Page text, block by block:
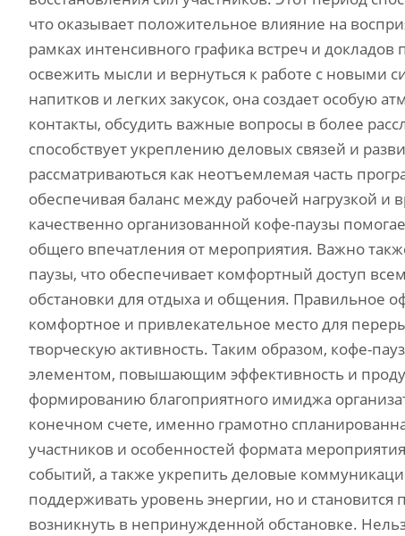
что оказывает положительное влияние на
рамках интенсивного графика встреч и
освежить мысли и вернуться к работе с новыми
напитков и легких закусок, она создает особую
контакты, обсудить важные вопросы в более
способствует укреплению деловых связей и
рассматриваються как неотъемлемая часть
обеспечивая баланс между рабочей нагрузкой
качественно организованной кофе-паузы
общего впечатления от мероприятия. Важно
паузы, что обеспечивает комфортный доступ
обстановки для отдыха и общения. Правильное
комфортное и привлекательное место для
творческую активность. Таким образом, кофе-
элементом, повышающим эффективность и
формированию благоприятного имиджа
конечном счете, именно грамотно
участников и особенностей формата
событий, а также укрепить деловые
поддерживать уровень энергии, но и
возникнуть в непринужденной обстановке.